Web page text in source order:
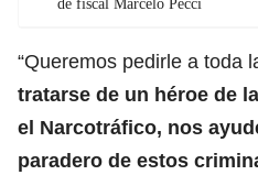
de fiscal Marcelo Pecci
“Queremos pedirle a toda
tratarse de un héroe de
el Narcotráfico, nos
paradero de estos